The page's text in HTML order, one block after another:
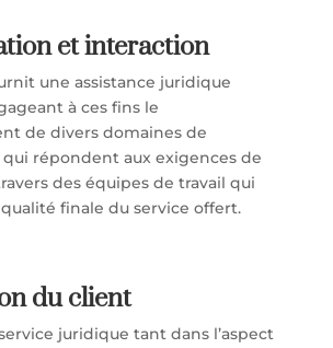
et interaction
une assistance juridique
à ces fins le
de divers domaines de
répondent aux exigences de
des équipes de travail qui
finale du service offert.
du client
juridique tant dans l’aspect